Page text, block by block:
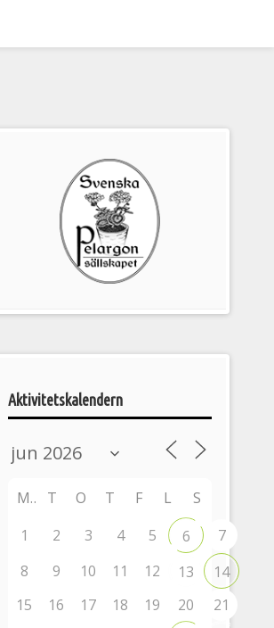
Pelargonsällskapets
aktiviteter
Aktivitetskalendern
M T O T F L
S
1
2 3 4 5 6
7
8
9 10 11 12 13
14
15
16 17 18 19 20
21